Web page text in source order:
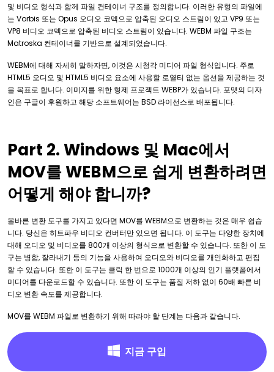
및 비디오 형식과 함께 파일 컨테이너 구조를 정의합니다. 이러한 유형의 파일에
는 Vorbis 또는 Opus 오디오 코덱으로 압축된 오디오 스트림이 있고 VP9 또는
VP8 비디오 코덱으로 압축된 비디오 스트림이 있습니다. WEBM 파일 구조는
Matroska 컨테이너를 기반으로 설계되었습니다.
WEBM에 대해 자세히 말하자면, 이것은 시청각 미디어 파일 형식입니다. 주로
HTML5 오디오 및 HTML5 비디오 요소에 사용할 로열티 없는 옵션을 제공하는 것
을 목표로 합니다. 이미지를 위한 형제 프로젝트 WEBP가 있습니다. 포맷의 디자
인은 구글이 후원하고 해당 소프트웨어는 BSD 라이선스로 배포됩니다.
Part 2. Windows 및 Mac에서
MOV를 WEBM으로 쉽게 변환하려면
어떻게 해야 합니까?
올바른 변환 도구를 가지고 있다면 MOV를 WEBM으로 변환하는 것은 매우 쉽습
니다. 당신은 히트파우 비디오 컨버터만 있으면 됩니다. 이 도구는 다양한 장치에
대해 오디오 및 비디오를 800개 이상의 형식으로 변환할 수 있습니다. 또한 이 도
구는 병합, 잘라내기 등의 기능을 사용하여 오디오와 비디오를 개인화하고 편집
할 수 있습니다. 또한 이 도구는 클릭 한 번으로 1000개 이상의 인기 플랫폼에서
미디어를 다운로드할 수 있습니다. 또한 이 도구는 품질 저하 없이 60배 빠른 비
디오 변환 속도를 제공합니다.
MOV를 WEBM 파일로 변환하기 위해 따라야 할 단계는 다음과 같습니다.
지금 구입